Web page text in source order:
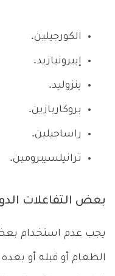
الكورجيلين.
إيبرونيازيد.
ينزوليد.
بروكاربازين.
راساجيلين.
ترانيلسيبرومين.
بعض التفاعلات
يجب عدم استخدام بعض
الطعام أو قبله أو